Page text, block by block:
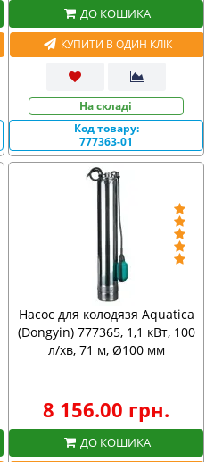
ДО КОШИКА
КУПИТИ В ОДИН КЛІК
На складі
Код товару:
777363-01
Насос для колодязя Aquatica
(Dongyin) 777365, 1,1 кВт, 100
л/хв, 71 м, Ø100 мм
8 156.00 грн.
ДО КОШИКА